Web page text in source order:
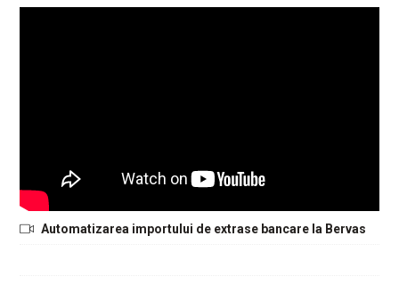
Automatizarea importului de extrase bancare la Bervas